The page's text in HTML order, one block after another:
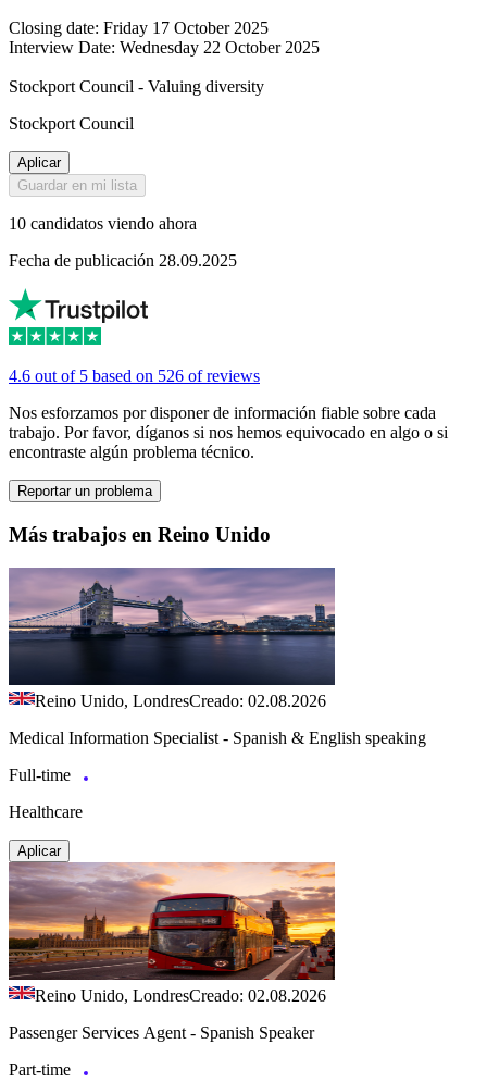
Closing date: Friday 17 October 2025
Interview Date: Wednesday 22 October 2025
Stockport Council - Valuing diversity
Stockport Council
Aplicar
Guardar en mi lista
10 candidatos viendo ahora
Fecha de publicación 28.09.2025
4.6 out of 5 based on 526 of reviews
Nos esforzamos por disponer de información fiable sobre cada
trabajo. Por favor, díganos si nos hemos equivocado en algo o si
encontraste algún problema técnico.
Reportar un problema
Más trabajos en Reino Unido
Reino Unido, LondresCreado: 02.08.2026
Medical Information Specialist - Spanish & English speaking
Full-time
Healthcare
Aplicar
Reino Unido, LondresCreado: 02.08.2026
Passenger Services Agent - Spanish Speaker
Part-time